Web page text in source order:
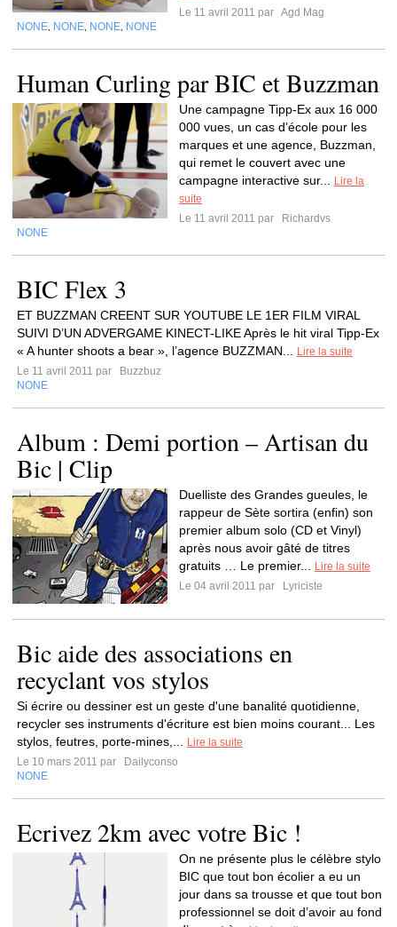
Le 11 avril 2011 par Agd Mag
NONE NONE NONE NONE
Human Curling par BIC et Buzzman
Une campagne Tipp-Ex aux 16 000
000 vues, un cas d’école pour les
marques et une agence, Buzzman,
qui remet le couvert avec une
campagne interactive sur...
Lire la
suite
Le 11 avril 2011 par
Richardvs
NONE
BIC Flex 3
ET BUZZMAN CREENT SUR YOUTUBE LE 1ER FILM VIRAL
SUIVI D’UN ADVERGAME KINECT-LIKE Après le hit viral Tipp-Ex
« A hunter shoots a bear », l’agence BUZZMAN...
Lire la suite
Le 11 avril 2011 par
Buzzbuz
NONE
Album : Demi portion – Artisan du
Bic | Clip
Duelliste des Grandes gueules, le
rappeur de Sète sortira (enfin) son
premier album solo (CD et Vinyl)
après nous avoir gâté de titres
gratuits … Le premier...
Lire la suite
Le 04 avril 2011 par
Lyriciste
Bic aide des associations en
recyclant vos stylos
Si écrire ou dessiner est un geste d'une banalité quotidienne,
recycler ses instruments d'écriture est bien moins courant... Les
stylos, feutres, porte-mines,...
Lire la suite
Le 10 mars 2011 par
Dailyconso
NONE
Ecrivez 2km avec votre Bic !
On ne présente plus le célèbre stylo
BIC que tout bon écolier a eu un
jour dans sa trousse et que tout bon
professionnel se doit d’avoir au fond